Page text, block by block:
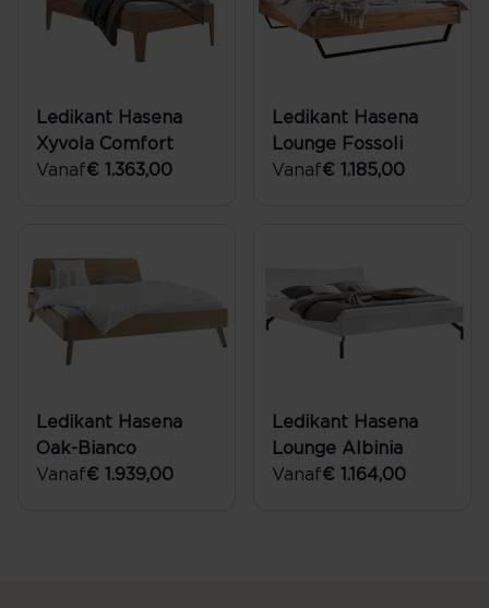
Ledikant Hasena
Xyvola Comfort
Vanaf€ 1.363,00
Ledikant Hasena
Lounge Fossoli
Vanaf€ 1.185,00
Ledikant Hasena
Oak-Bianco
Vanaf€ 1.939,00
Ledikant Hasena
Lounge Albinia
Vanaf€ 1.164,00